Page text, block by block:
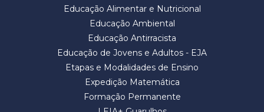
Educação Alimentar e Nutricional
Educação Ambiental
Educação Antirracista
Educação de Jovens e Adultos - EJA
Etapas e Modalidades de Ensino
Expedição Matemática
Formação Permanente